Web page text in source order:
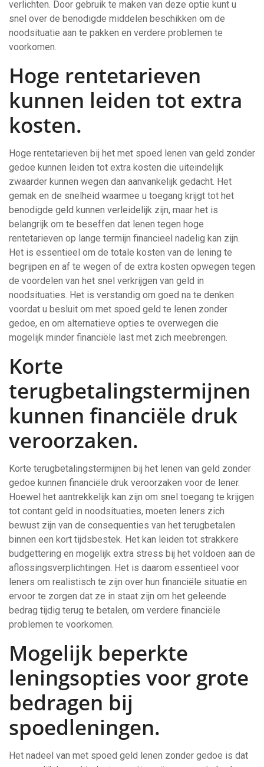
verlichten. Door gebruik te maken van deze optie kunt u
snel over de benodigde middelen beschikken om de
noodsituatie aan te pakken en verdere problemen te
voorkomen.
Hoge rentetarieven
kunnen leiden tot extra
kosten.
Hoge rentetarieven bij het met spoed lenen van geld zonder
gedoe kunnen leiden tot extra kosten die uiteindelijk
zwaarder kunnen wegen dan aanvankelijk gedacht. Het
gemak en de snelheid waarmee u toegang krijgt tot het
benodigde geld kunnen verleidelijk zijn, maar het is
belangrijk om te beseffen dat lenen tegen hoge
rentetarieven op lange termijn financieel nadelig kan zijn.
Het is essentieel om de totale kosten van de lening te
begrijpen en af te wegen of de extra kosten opwegen tegen
de voordelen van het snel verkrijgen van geld in
noodsituaties. Het is verstandig om goed na te denken
voordat u besluit om met spoed geld te lenen zonder
gedoe, en om alternatieve opties te overwegen die
mogelijk minder financiële last met zich meebrengen.
Korte
terugbetalingstermijnen
kunnen financiële druk
veroorzaken.
Korte terugbetalingstermijnen bij het lenen van geld zonder
gedoe kunnen financiële druk veroorzaken voor de lener.
Hoewel het aantrekkelijk kan zijn om snel toegang te krijgen
tot contant geld in noodsituaties, moeten leners zich
bewust zijn van de consequenties van het terugbetalen
binnen een kort tijdsbestek. Het kan leiden tot strakkere
budgettering en mogelijk extra stress bij het voldoen aan de
aflossingsverplichtingen. Het is daarom essentieel voor
leners om realistisch te zijn over hun financiële situatie en
ervoor te zorgen dat ze in staat zijn om het geleende
bedrag tijdig terug te betalen, om verdere financiële
problemen te voorkomen.
Mogelijk beperkte
leningsopties voor grote
bedragen bij
spoedleningen.
Het nadeel van met spoed geld lenen zonder gedoe is dat